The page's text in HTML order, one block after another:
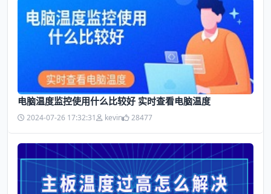
电脑温度监控使用什么比较好 实时查看电脑温度
2024-07-26 17:32:31 kevin 28477